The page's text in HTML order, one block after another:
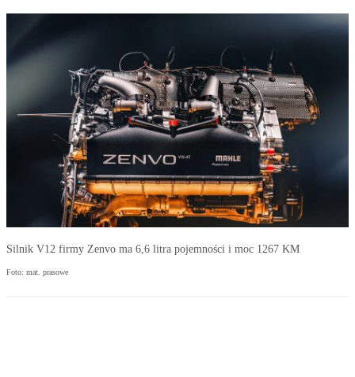
Silnik V12 firmy Zenvo ma 6,6 litra pojemności i moc 1267 KM
Foto: mat. prasowe